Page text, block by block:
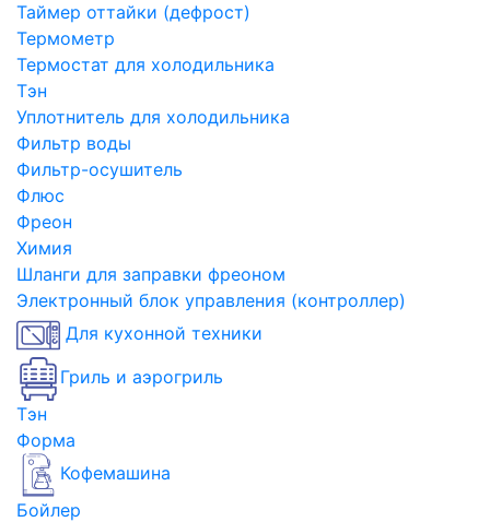
Таймер оттайки (дефрост)
Термометр
Термостат для холодильника
Тэн
Уплотнитель для холодильника
Фильтр воды
Фильтр-осушитель
Флюс
Фреон
Химия
Шланги для заправки фреоном
Электронный блок управления (контроллер)
Для кухонной техники
Гриль и аэрогриль
Тэн
Форма
Кофемашина
Бойлер